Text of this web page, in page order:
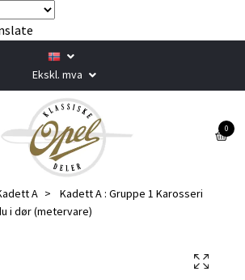
Ekskl. mva
0
A
Kadett A : Gruppe 1 Karosseri
i dør (metervare)